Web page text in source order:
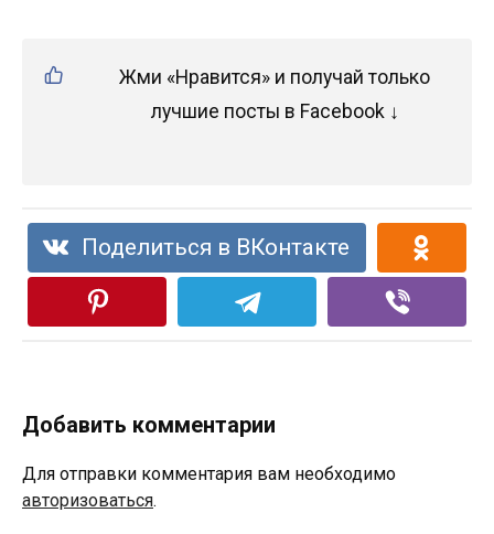
Жми «Нравится» и получай только
лучшие посты в Facebook ↓
Поделиться в ВКонтакте
Добавить комментарии
Для отправки комментария вам необходимо
авторизоваться.